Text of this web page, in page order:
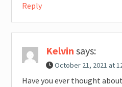
Reply
Kelvin says:
October 21, 2021 at
Have you ever thought